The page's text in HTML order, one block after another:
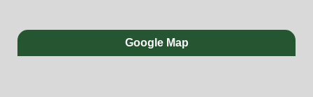
Google Map